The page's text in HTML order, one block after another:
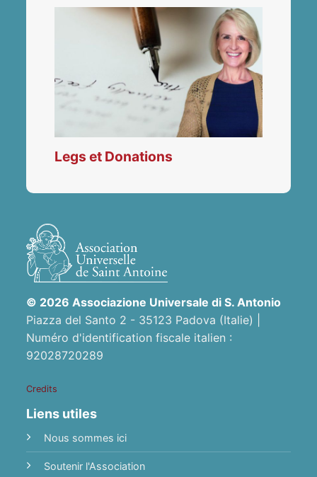
Legs et Donations
© 2026 Associazione Universale di S. Antonio
Piazza del Santo 2 - 35123 Padova (Italie) |
Numéro d'identification fiscale italien :
92028720289
Credits
Liens utiles
Nous sommes ici
Soutenir l'Association